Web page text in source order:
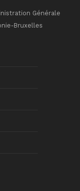
Générale
Bruxelles